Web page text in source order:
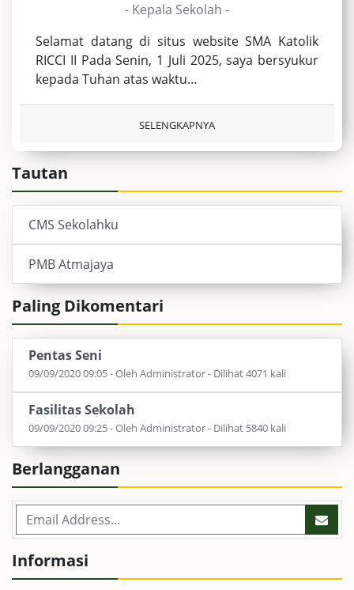
- Kepala Sekolah -
Selamat datang di situs website SMA Katolik
RICCI II Pada Senin, 1 Juli 2025, saya bersyukur
kepada Tuhan atas waktu…
SELENGKAPNYA
Tautan
CMS Sekolahku
PMB Atmajaya
Paling Dikomentari
Pentas Seni
09/09/2020 09:05 - Oleh Administrator - Dilihat 4071 kali
Fasilitas Sekolah
09/09/2020 09:25 - Oleh Administrator - Dilihat 5840 kali
Berlangganan
Informasi